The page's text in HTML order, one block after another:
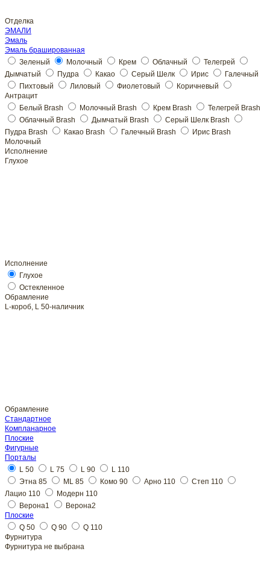
Отделка
ЭМАЛИ
Эмаль
Молочный
Молочный
Исполнение
Глухое
Исполнение
Глухое
Обрамление
L-короб, L 50-наличник
Обрамление
Стандартное
Плоские
L 50
Плоские
Фурнитура
Фурнитура не выбрана